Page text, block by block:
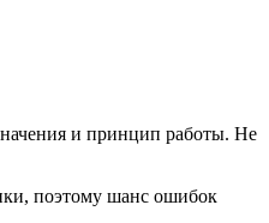
и принцип работы. Не
поэтому шанс ошибок